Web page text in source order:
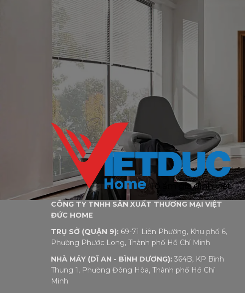
CÔNG TY TNHH SẢN XUẤT THƯƠNG MẠI VIỆT
ĐỨC HOME
TRỤ SỞ (QUẬN 9): 69-71 Liên Phường, Khu phố 6,
Phường Phước Long, Thành phố Hồ Chí Minh
NHÀ MÁY (DĨ AN - BÌNH DƯƠNG): 364B, KP Bình
Thung 1, Phường Đông Hòa, Thành phố Hồ Chí
Minh